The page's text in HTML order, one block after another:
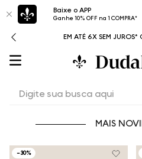
Baixe o APP
Ganhe 10% OFF na 1 COMPRA*
EM ATÉ 6X SEM
MAIS
-30%